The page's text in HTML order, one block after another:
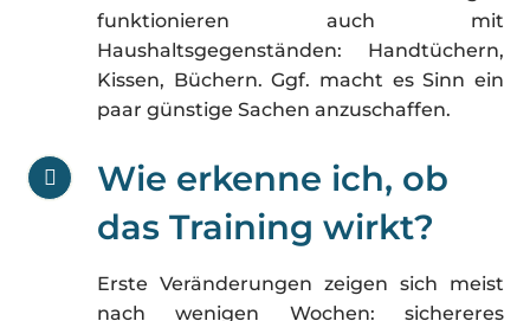
Kissen, Büchern. Ggf. macht es Sinn ein
paar günstige Sachen anzuschaffen.
Wie erkenne ich, ob
das Training wirkt?
Erste Veränderungen zeigen sich meist
nach wenigen Wochen: sichereres
Laufen, flüssigere Bewegungen, mehr
Ausdauer. Damit du das nicht dem